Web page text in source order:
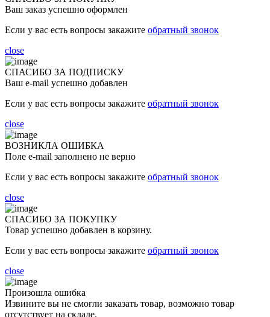
Ваш заказ успешно оформлен
Если у вас есть вопросы закажите обратный звонок
close
СПАСИБО ЗА ПОДПИСКУ
Ваш e-mail успешно добавлен
Если у вас есть вопросы закажите обратный звонок
close
ВОЗНИКЛА ОШИБКА
Поле e-mail заполнено не верно
Если у вас есть вопросы закажите обратный звонок
close
СПАСИБО ЗА ПОКУПКУ
Товар успешно добавлен в корзину.
Если у вас есть вопросы закажите обратный звонок
close
Произошла ошибка
Извините вы не смогли заказать товар, возможно товар
отсутствует на складе.